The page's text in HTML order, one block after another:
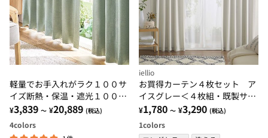
軽量でお手入れがラク１００サ
イズ断熱・保温・遮光１００％
カーテン
¥3,839 ～ ¥20,889 (税込)
4colors
iellio
お買得カーテン４枚セット ア
イスグレー＜４枚組・既製サイ
ズ・洗える・無地・コスパ・新
生活・一人暮らし・引っ越し・
模様替え＞
¥1,780 ～ ¥3,290 (税込)
1colors